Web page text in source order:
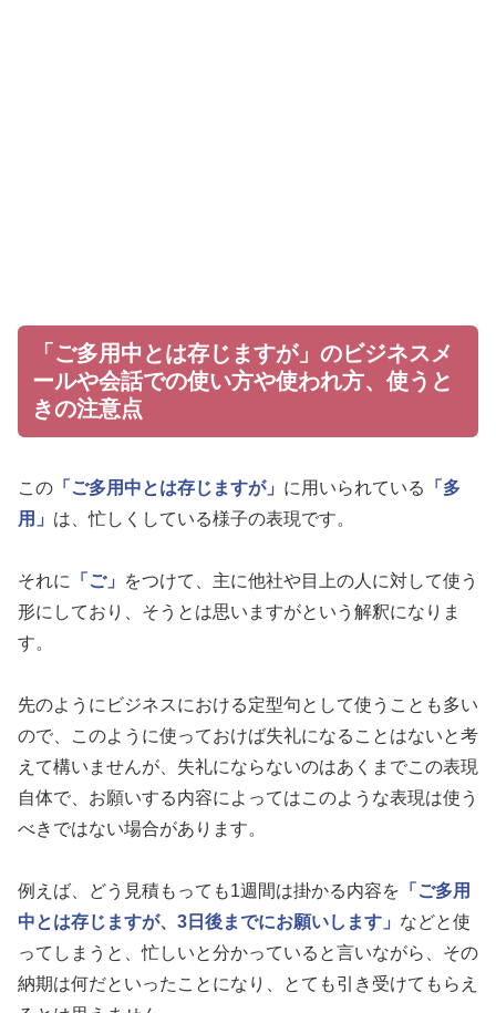
「ご多用中とは存じますが」のビジネスメ
ールや会話での使い方や使われ方、使うと
きの注意点
この 「ご多用中とは存じますが」 に用いられている
「多
用」 は、忙しくしている様子の表現です。
それに 「ご」
をつけて、主に他社や目上の人に対して使う
形にしており、そうとは思いますがという解釈になりま
す。
先のようにビジネスにおける定型句として使うことも多い
ので、このように使っておけば失礼になることはないと考
えて構いませんが、失礼にならないのはあくまでこの表現
自体で、お願いする内容によってはこのような表現は使う
べきではない場合があります。
例えば、どう見積もっても1週間は掛かる内容を 「ご多用
中とは存じますが、3日後までにお願いします」 などと使
ってしまうと、忙しいと分かっていると言いながら、その
納期は何だといったことになり、とても引き受けてもらえ